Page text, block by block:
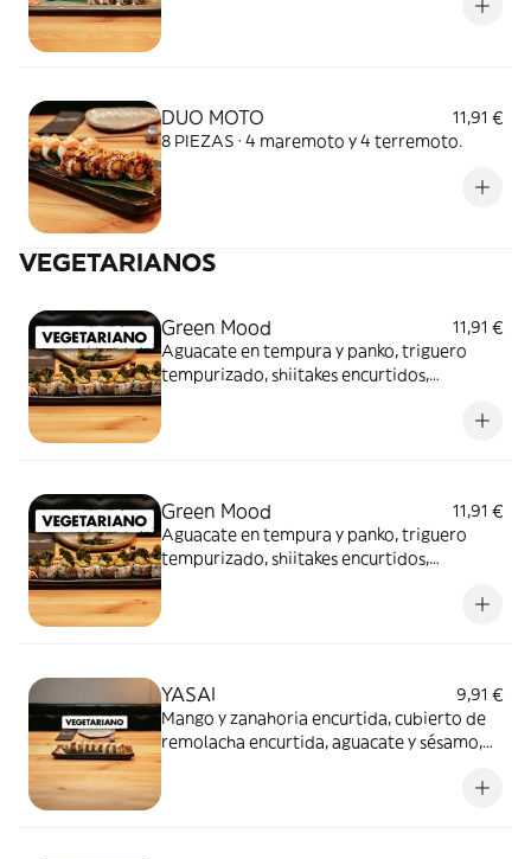
DUO MOTO
11,91 €
8 PIEZAS · 4 maremoto y 4 terremoto.
VEGETARIANOS
Green Mood
11,91 €
Aguacate en tempura y panko, triguero
tempurizado, shiitakes encurtidos,
Green Mood
11,91 €
Aguacate en tempura y panko, triguero
tempurizado, shiitakes encurtidos,
YASAI
9,91 €
Mango y zanahoria encurtida, cubierto de
remolacha encurtida, aguacate y sésamo,